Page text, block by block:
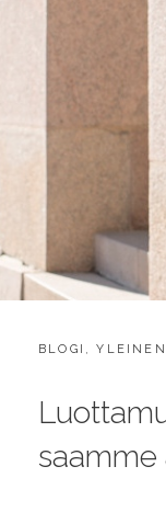
CATEGORIES:
BLOGI ,YLEINEN
saamme